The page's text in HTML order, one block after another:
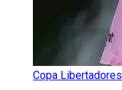
Copa Libertadores